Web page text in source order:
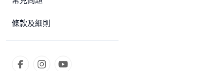
條款及細則